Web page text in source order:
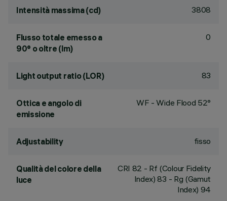
Intensità massima (cd) 3808
Flusso totale emesso a
90° o oltre (lm)
0
Light output ratio (LOR) 83
Ottica e angolo di
emissione
WF - Wide Flood 52°
Adjustability fisso
Qualità del colore della
luce
CRI 82 - Rf (Colour Fidelity
Index) 83 - Rg (Gamut
Index) 94